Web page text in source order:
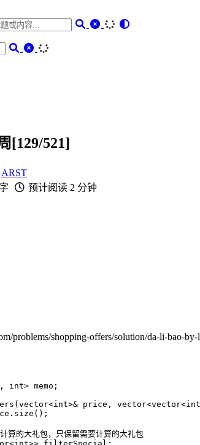
[129/521]
ARST
预计阅读 2 分钟
problems/shopping-offers/solution/da-li-bao-
, int> memo ;
(vector<int>& price , vector<vector<int
. size ();